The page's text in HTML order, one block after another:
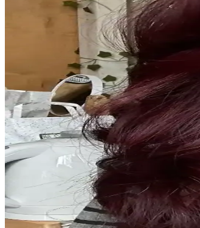
Dermalute Saç Koruma Şampuanı, pH 5.5
Dermasuction Kristal Taşlı Pembe Saç
Dermasuction saç boncuk zımbası, parlak
Kısa Saç ve Tırnakların Pratikliği ile
Kısa saç ve tırnaklar, pratiklik, hijyen ve zihinsel
Ofis Ortamında Cilt ve Saç Sağlığını
Ofis ortamının kuru havası, floresan ışıklar ve
MUJGAN 4'lü Saç Şekillendirme
MUJGAN 4'lü saç şekillendirme seti, pratik
avantajları sunar.